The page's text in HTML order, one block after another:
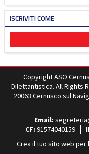
ISCRIVITI COME
Copyright ASO
Dilettantistica. All Rights
20063 Cernusco sul
Email:
CF: 91574040159
Crea il tuo sito web per